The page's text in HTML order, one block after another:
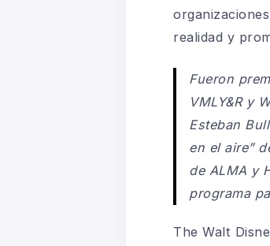
realidad y
Fueron
VMLY&R y
Esteban
en el aire”
de ALMA y
programa
The Walt